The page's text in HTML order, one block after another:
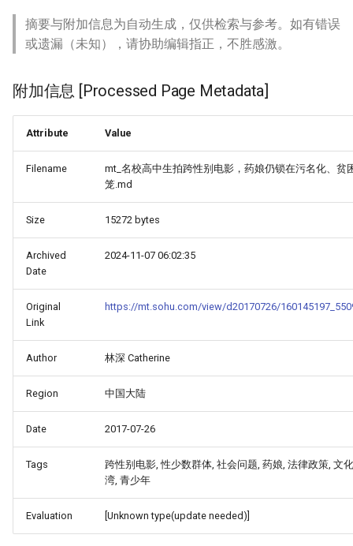
摘要与附加信息为自动生成，仅供检索与参考。如有错误
或遗漏（未知），请协助编辑指正，不胜感激。
附加信息 [Processed Page Metadata]
Attribute Value
Filename
mt_名校高中生拍跨性别电影，药娘仍锁在污名化、贫
笼.md
Size 15272 bytes
Archived
Date
2024-11-07 06:02:35
Original
Link
https://mt.sohu.com/view/d20170726/
Author 林深 Catherine
Region 中国大陆
Date 2017-07-26
Tags
跨性别电影, 性少数群体, 社会问题, 药娘, 法律政策, 文
湾, 青少年
Evaluation [Unknown type(update needed)]